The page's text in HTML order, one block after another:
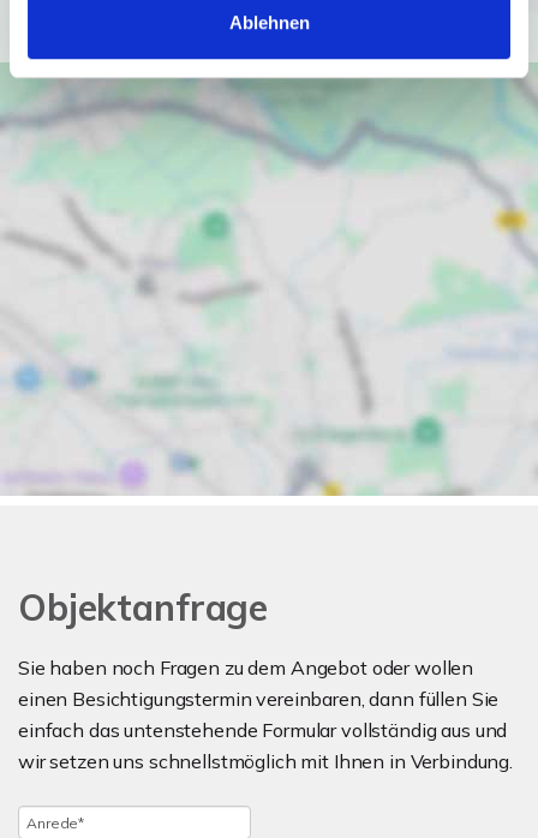
Ablehnen
Objektanfrage
Sie haben noch Fragen zu dem Angebot oder wollen
einen Besichtigungstermin vereinbaren, dann füllen Sie
einfach das untenstehende Formular vollständig aus und
wir setzen uns schnellstmöglich mit Ihnen in Verbindung.